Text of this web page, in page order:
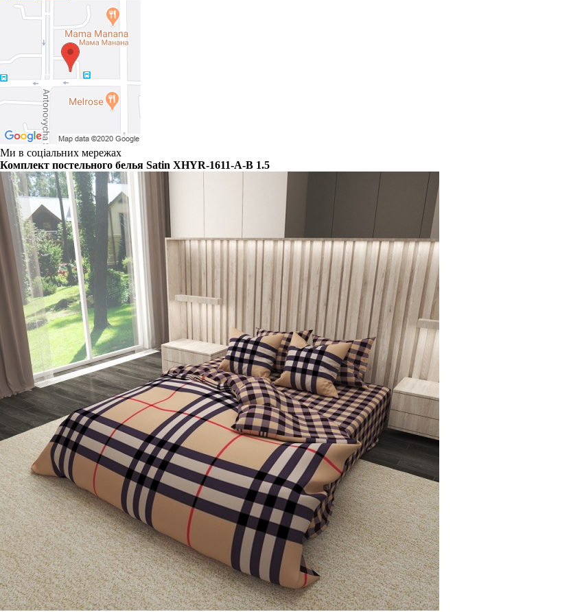
Ми в соціальних мережах
Комплект постельного белья Satin XHYR-1611-A-B 1.5